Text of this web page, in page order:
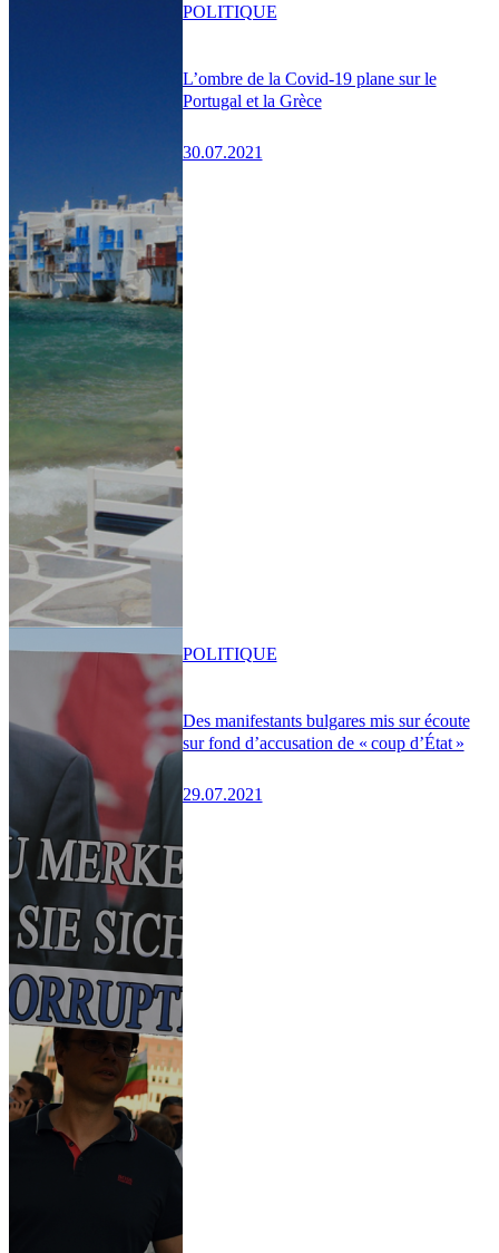
L’ombre de la Covid-19 plane sur le
Portugal et la Grèce
30.07.2021
POLITIQUE
Des manifestants bulgares mis sur écoute
sur fond d’accusation de « coup d’État »
29.07.2021
POLITIQUE